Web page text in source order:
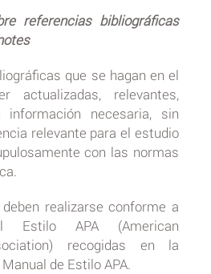
referencias bibliográficas
que se hagan en el
actualizadas, relevantes,
necesaria, sin
relevante para el estudio
con las normas
realizarse conforme a
Estilo APA (American
recogidas en la
de Estilo APA.